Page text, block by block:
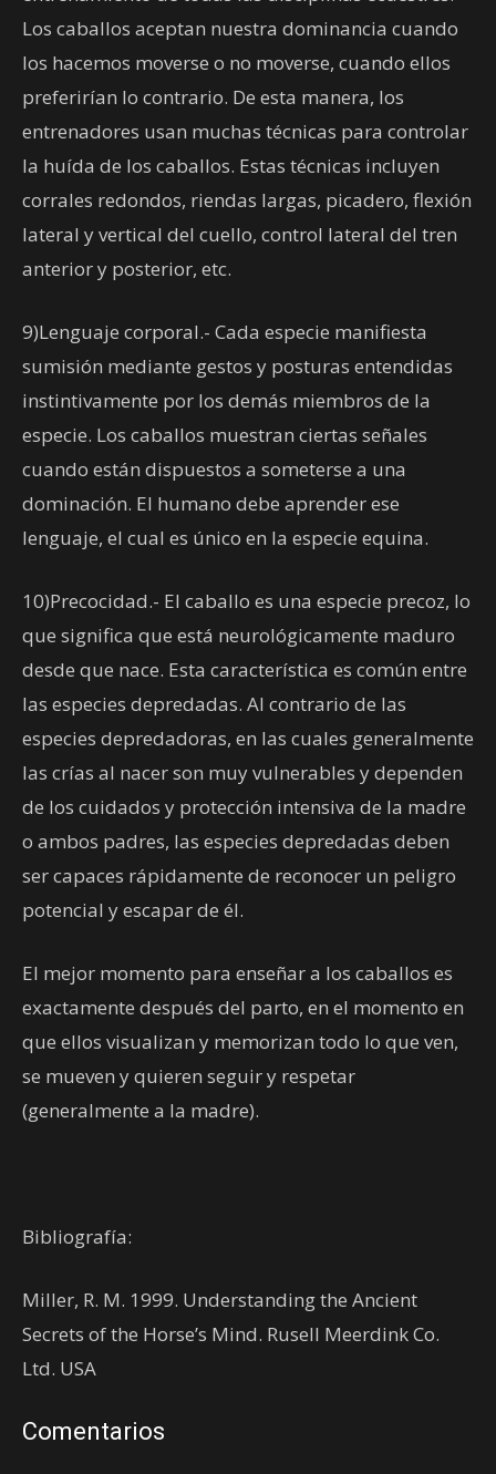
Los caballos aceptan nuestra dominancia cuando
los hacemos moverse o no moverse, cuando ellos
preferirían lo contrario. De esta manera, los
entrenadores usan muchas técnicas para controlar
la huída de los caballos. Estas técnicas incluyen
corrales redondos, riendas largas, picadero, flexión
lateral y vertical del cuello, control lateral del tren
anterior y posterior, etc.
9)Lenguaje corporal.- Cada especie manifiesta
sumisión mediante gestos y posturas entendidas
instintivamente por los demás miembros de la
especie. Los caballos muestran ciertas señales
cuando están dispuestos a someterse a una
dominación. El humano debe aprender ese
lenguaje, el cual es único en la especie equina.
10)Precocidad.- El caballo es una especie precoz, lo
que significa que está neurológicamente maduro
desde que nace. Esta característica es común entre
las especies depredadas. Al contrario de las
especies depredadoras, en las cuales generalmente
las crías al nacer son muy vulnerables y dependen
de los cuidados y protección intensiva de la madre
o ambos padres, las especies depredadas deben
ser capaces rápidamente de reconocer un peligro
potencial y escapar de él.
El mejor momento para enseñar a los caballos es
exactamente después del parto, en el momento en
que ellos visualizan y memorizan todo lo que ven,
se mueven y quieren seguir y respetar
(generalmente a la madre).
Bibliografía:
Miller, R. M. 1999. Understanding the Ancient
Secrets of the Horse’s Mind. Rusell Meerdink Co.
Ltd. USA
Comentarios